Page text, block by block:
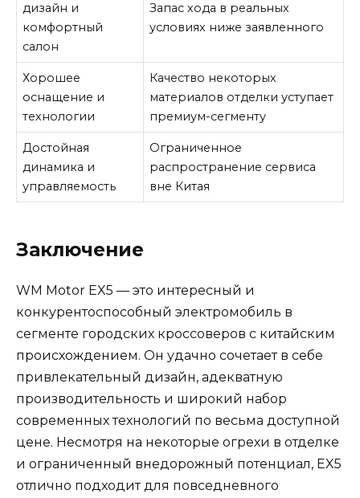
дизайн и
комфортный
салон
Запас хода в реальных
условиях ниже заявленного
Хорошее
оснащение и
технологии
Качество некоторых
материалов отделки уступает
премиум-сегменту
Достойная
динамика и
управляемость
Ограниченное
распространение сервиса
вне Китая
Заключение
WM Motor EX5 — это интересный и
конкурентоспособный электромобиль в
сегменте городских кроссоверов с китайским
происхождением. Он удачно сочетает в себе
привлекательный дизайн, адекватную
производительность и широкий набор
современных технологий по весьма доступной
цене. Несмотря на некоторые огрехи в отделке
и ограниченный внедорожный потенциал, EX5
отлично подходит для повседневного